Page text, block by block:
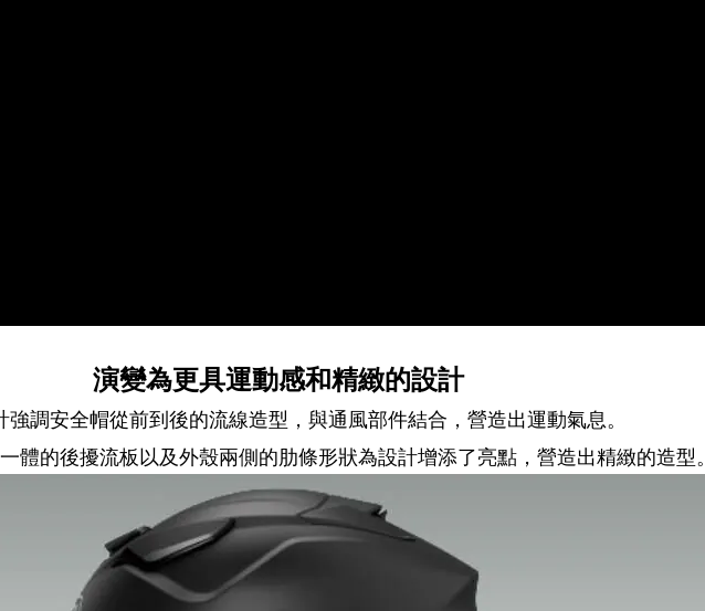
演變為更具運動感和精緻的設計
強調安全帽從前到後的流線造型，與通風部件結合，營造出運動氣息。
體的後擾流板以及外殼兩側的肋條形狀為設計增添了亮點，營造出精緻的造型。